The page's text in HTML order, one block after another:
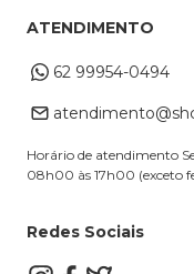
Cupons
Troca e Devoluções
Dúvidas Frequentes
Alterar Cadastro
ATENDIMENTO
62 99954-0494
Horário de atendimento
08h00 às 17h00 (exceto
Redes Sociais